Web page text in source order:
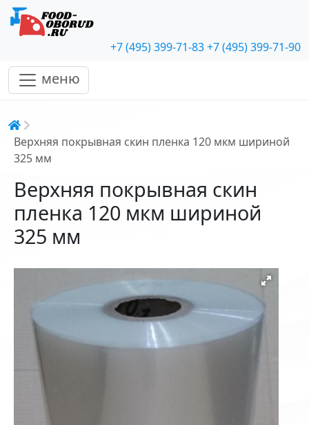
+7 (495) 399-71-83+7 (495) 399-71-90
меню
Строка навигации
Верхняя покрывная скин пленка 120 мкм шириной
325 мм
Верхняя покрывная скин
пленка 120 мкм шириной
325 мм